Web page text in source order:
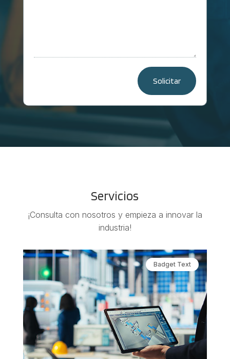
Solicitar
Servicios
¡Consulta con nosotros y empieza a innovar la
industria!
Badget Text